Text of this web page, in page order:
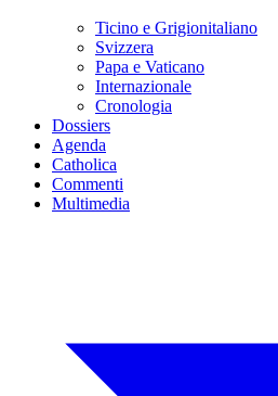
Ticino e Grigionitaliano
Svizzera
Papa e Vaticano
Internazionale
Cronologia
Dossiers
Agenda
Catholica
Commenti
Multimedia